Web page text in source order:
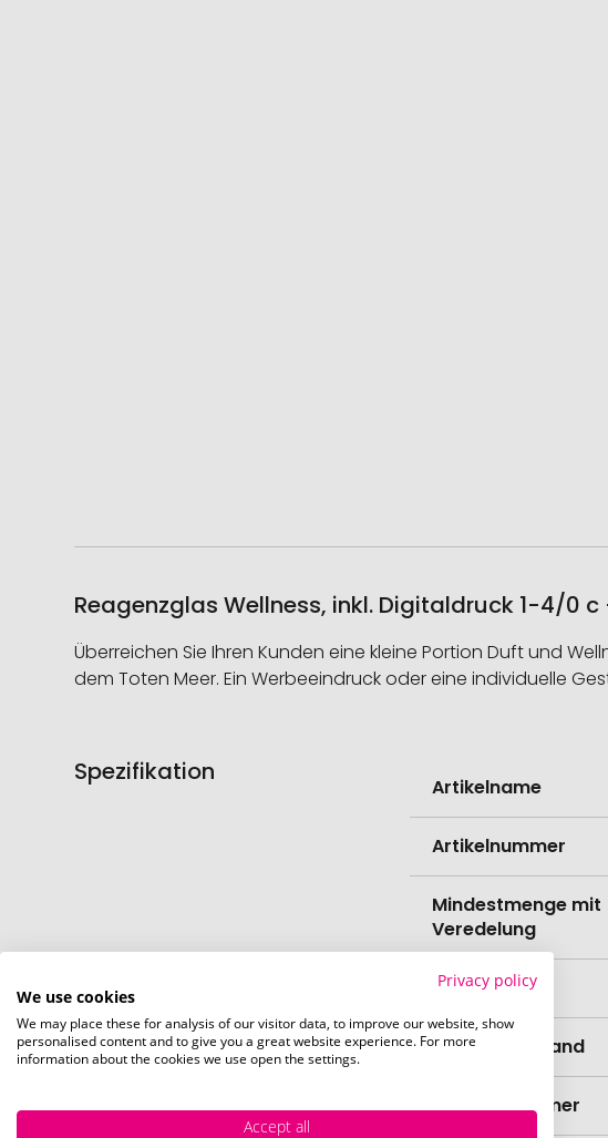
Reagenzglas Wellness, inkl. Digitaldruck 1-4/0
Überreichen Sie Ihren Kunden eine kleine Portion Duft und
dem Toten Meer. Ein Werbeeindruck oder eine individuelle
Spezifikation
Informationen
Artikelname
Artikelnummer
Mindestmenge mit
Veredelung
EAN
Herstellungsland
Zolltarifnummer
Privacy policy
We use cookies
We may place these for analysis of our visitor data, to improve our website, show
personalised content and to give you a great website experience. For more
information about the cookies we use open the settings.
Accept all